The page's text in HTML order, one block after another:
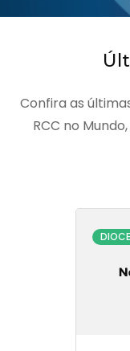
Confira as
RCC no